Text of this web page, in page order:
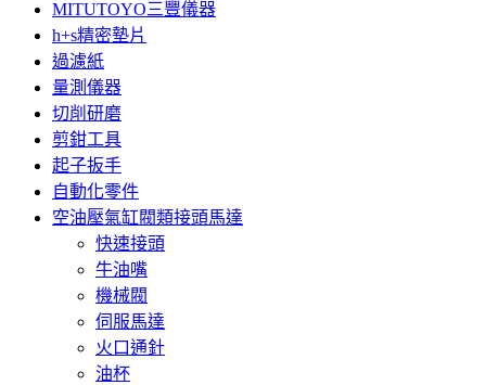
MITUTOYO三豐儀器
h+s精密墊片
過濾紙
量測儀器
切削研磨
剪鉗工具
起子扳手
自動化零件
空油壓氣缸閥類接頭馬達
快速接頭
牛油嘴
機械閥
伺服馬達
火口通針
油杯